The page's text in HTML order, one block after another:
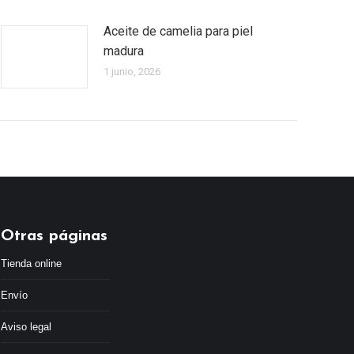
Aceite de camelia para piel
madura
1 junio, 2026
Otras páginas
Tienda online
Envío
Aviso legal